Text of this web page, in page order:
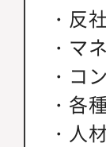
・反
・マ
・コ
・各
・人